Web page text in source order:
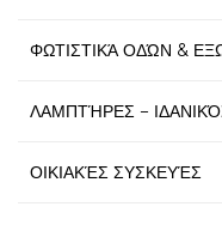
ΦΩΤΙΣΤΙΚΆ ΟΔΏΝ &
ΛΑΜΠΤΉΡΕΣ –
ΟΙΚΙΑΚΈΣ ΣΥΣΚΕΥΈΣ